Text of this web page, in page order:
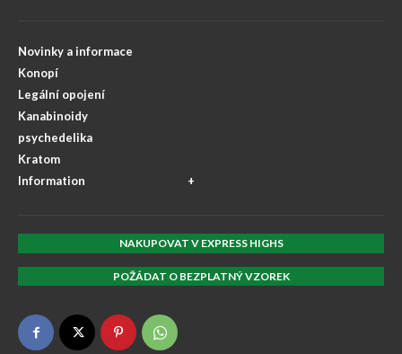
Novinky a informace
Konopí
Legální opojení
Kanabinoidy
psychedelika
Kratom
Information
NAKUPOVAT V EXPRESS HIGHS
POŽÁDAT O BEZPLATNÝ VZOREK